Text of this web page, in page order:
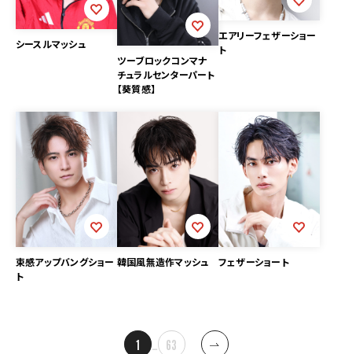
シースルマッシュ
ツーブロックコンマナ
チュラルセンターパート
【葵質感】
エアリーフェザーショー
ト
束感アップバングショー
ト
韓国風無造作マッシュ フェザーショート
1 … 63